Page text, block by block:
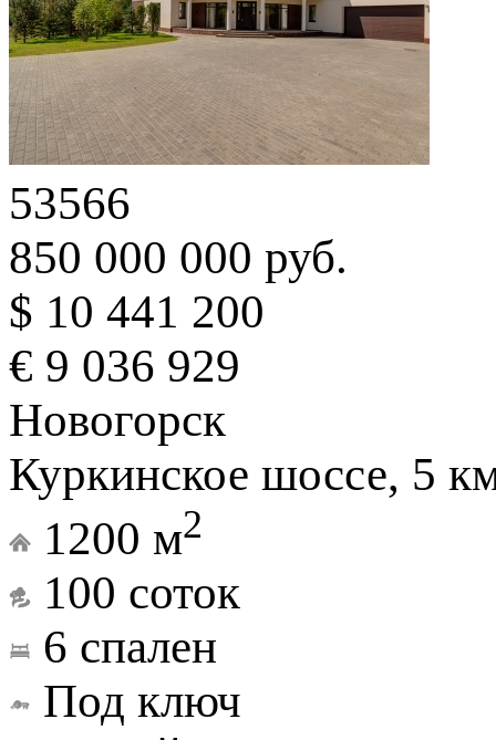
53566
850 000 000 руб.
$ 10 441 200
€ 9 036 929
Новогорск
Куркинское шоссе, 5
1200 м2
100 соток
6 спален
Под ключ